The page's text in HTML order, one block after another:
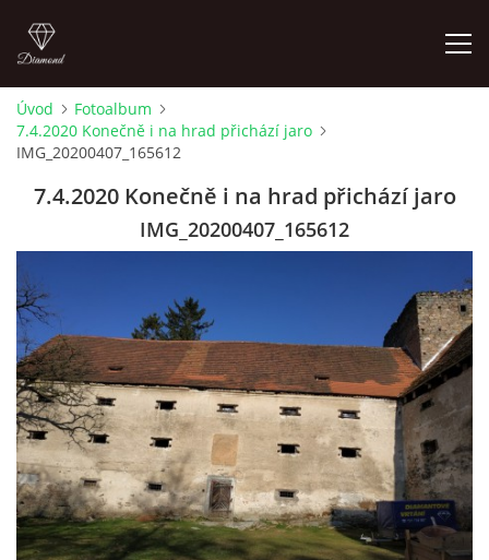
LETNÍ KINO NA HRADĚ 2022
ÚVOD
FOTOALBUM
© 2026 eStránky.cz RSS
Úvod
Fotoalbum
7.4.2020 Konečně i na hrad přichází jaro
IMG_20200407_165612
7.4.2020 Konečně i na hrad přichází jaro
IMG_20200407_165612